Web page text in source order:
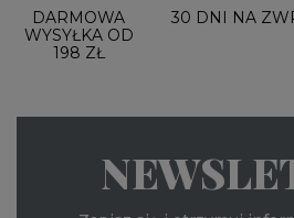
DARMOWA
WYSYŁKA OD
198 ZŁ
30 DNI NA